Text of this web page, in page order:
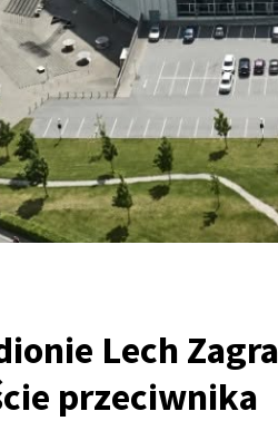
Lech
przeciwnika